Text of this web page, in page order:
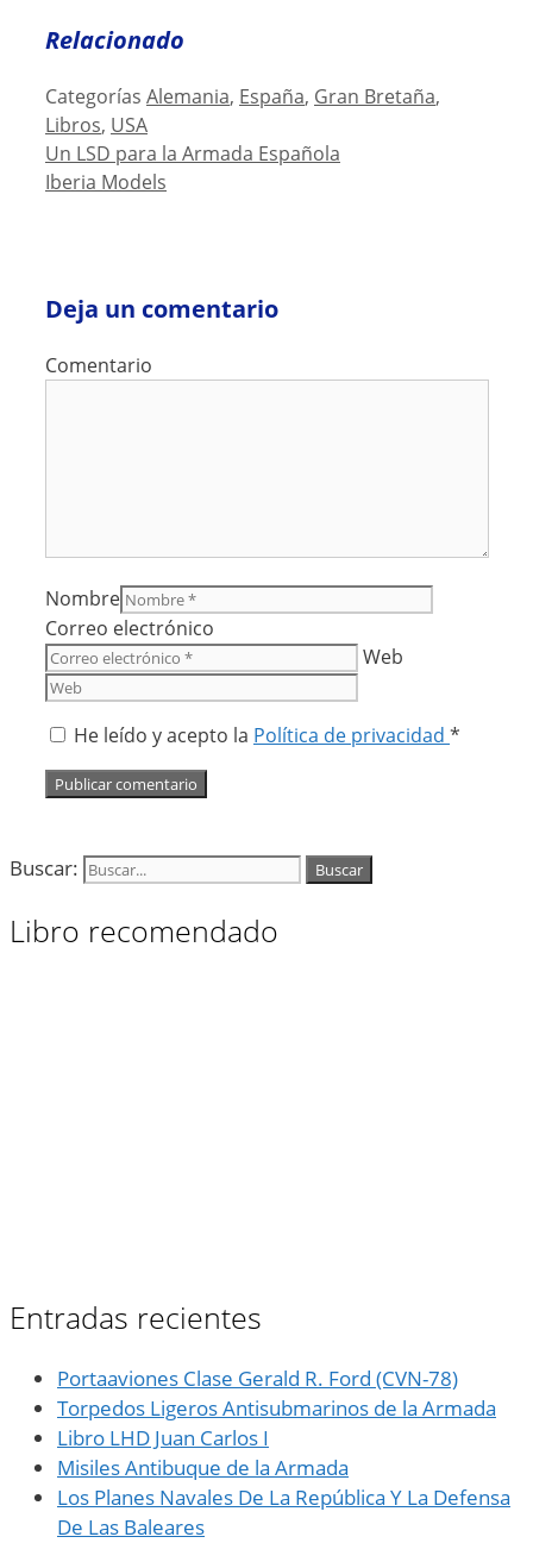
Relacionado
Categorías Alemania, España, Gran Bretaña,
Libros, USA
Un LSD para la Armada Española
Iberia Models
Deja un comentario
Comentario
Nombre
Correo electrónico
Web
He leído y acepto la Política de privacidad *
Buscar:
Libro recomendado
Entradas recientes
Portaaviones Clase Gerald R. Ford (CVN-78)
Torpedos Ligeros Antisubmarinos de la Armada
Libro LHD Juan Carlos I
Misiles Antibuque de la Armada
Los Planes Navales De La República Y La Defensa
De Las Baleares